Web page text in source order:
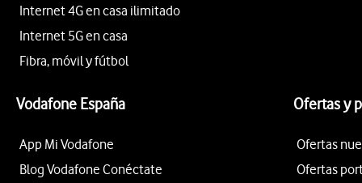
Internet 4G en casa ilimitado
Internet 5G en casa
Fibra, móvil y fútbol
Vodafone España
App Mi Vodafone
Blog Vodafone Conéctate
Ofertas y
Ofertas
Ofertas